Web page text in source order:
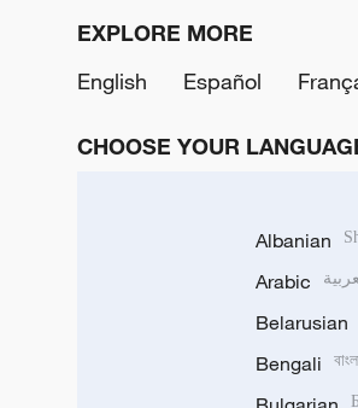
EXPLORE MORE
English
Español
CHOOSE YOUR
Albanian
Arabic
Belarusian
Bengali